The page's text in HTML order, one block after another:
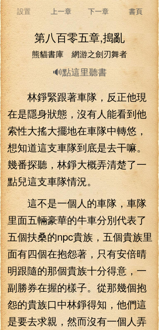
設置 上一章 下一章 書頁
第八百零五章,搗亂
熊貓書庫 網游之劍刃舞者
🔊點這里聽書
林錚緊跟著車隊，反正他現
在是隱身狀態，沒有人能看到他
索性大搖大擺地在車隊中轉悠，
想知道這支車隊到底是去干嘛。
幾番探聽，林錚大概弄清楚了一
點兒這支車隊情況。
這不是一個人的車隊，車隊
里面五輛豪華的牛車分別代表了
五個扶桑的npc貴族，五個貴族里
面有四個在抱怨著，只有安倍晴
明跟隨的那個貴族十分得意，一
副勝券在握的樣子。從那幾個抱
怨的貴族口中林錚得知，他們這
是要去求親，然而沒有一個人弄